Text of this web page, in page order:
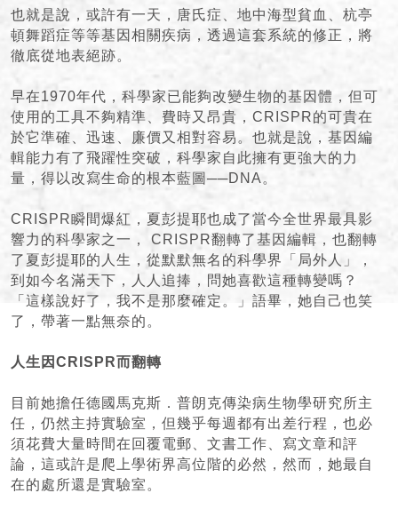
也就是說，或許有一天，唐氏症、地中海型貧血、杭亭
頓舞蹈症等等基因相關疾病，透過這套系統的修正，將
徹底從地表絕跡。
早在1970年代，科學家已能夠改變生物的基因體，但可
使用的工具不夠精準、費時又昂貴，CRISPR的可貴在
於它準確、迅速、廉價又相對容易。也就是說，基因編
輯能力有了飛躍性突破，科學家自此擁有更強大的力
量，得以改寫生命的根本藍圖──DNA。
CRISPR瞬間爆紅，夏彭提耶也成了當今全世界最具影
響力的科學家之一， CRISPR翻轉了基因編輯，也翻轉
了夏彭提耶的人生，從默默無名的科學界「局外人」，
到如今名滿天下，人人追捧，問她喜歡這種轉變嗎？
「這樣說好了，我不是那麼確定。」語畢，她自己也笑
了，帶著一點無奈的。
人生因CRISPR而翻轉
目前她擔任德國馬克斯．普朗克傳染病生物學研究所主
任，仍然主持實驗室，但幾乎每週都有出差行程，也必
須花費大量時間在回覆電郵、文書工作、寫文章和評
論，這或許是爬上學術界高位階的必然，然而，她最自
在的處所還是實驗室。